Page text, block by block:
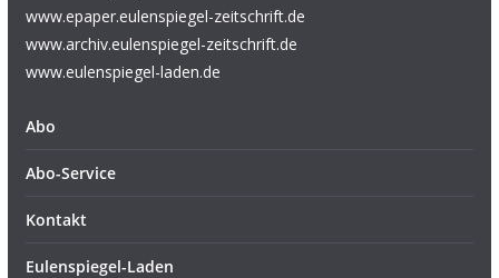
www.epaper.eulenspiegel-zeitschrift.de
www.archiv.eulenspiegel-zeitschrift.de
www.eulenspiegel-laden.de
Abo
Abo-Service
Kontakt
Eulenspiegel-Laden